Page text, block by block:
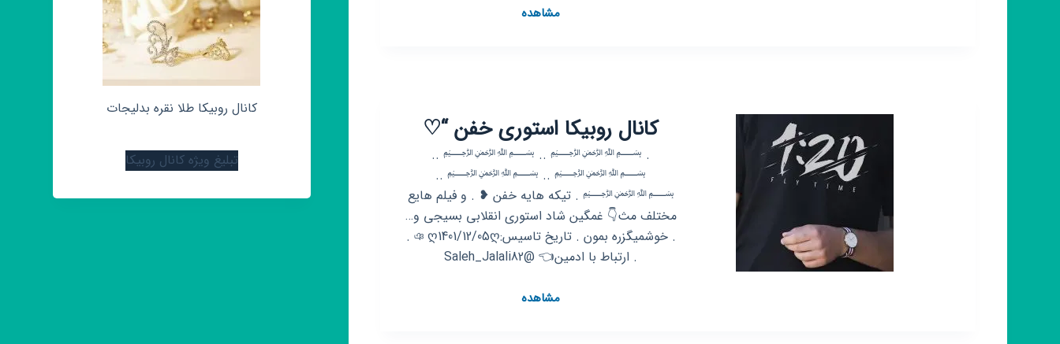
مشاهدهکانال
😎
کانال روبیکا استوری خفن “♡
. ﷽ .. ﷽ ..
﷽ .. ﷽ ..
﷽ . تیکه هایه خفن ❥ . و فیلم هایع
مختلف مث👇 غمگین شاد استوری انقلابی بسیجی و…
. خوشمیگزره بمون . تاریخ تاسیس:ঞ ღ1401/12/05ღ .
. ارتباط با ادمین👈 @Saleh_Jalali82
مشاهدهکانال
کانال روبیکا طلا نقره بدلیجات
تبلیغ ویژه کانال روبیکا